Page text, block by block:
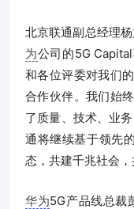
北京联通副总经理
为公司的5G
和各位评委对我们
合作伙伴。我们始
了质量、技术、业
通将继续基于领先
态，共建千兆社会
华为5G产品线总裁